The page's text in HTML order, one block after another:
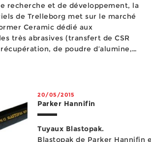
recherche et de développement, la
de Trelleborg met sur le marché
Ceramic dédié aux
très abrasives (transfert de CSR
de poudre d’alumine,
20/05/2015
Parker Hannifin
Tuyaux Blastopak.
Blastopak de Parker Hannifin